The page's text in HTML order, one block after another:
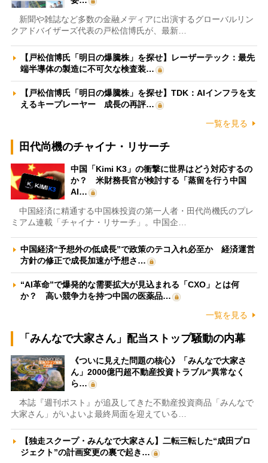
新聞や雑誌など多数の金融メディアに出演するグローバルリン
クアドバイザーズ代表の戸松信博氏が、最新…
【戸松信博氏「明日の爆騰株」を探せ】レーザーテック：最先
端半導体の製造に不可欠な検査装…
【戸松信博氏「明日の爆騰株」を探せ】TDK：AIインフラを支
えるキープレーヤー 成長の再評…
一覧を見る
田代尚機のチャイナ・リサーチ
中国「Kimi K3」の衝撃に世界はどう対応するの
か？ 米財務長官が検討する「蒸留を行う中国
AI…
中国経済に精通する中国株投資の第一人者・田代尚機氏のプレ
ミアム連載「チャイナ・リサーチ」。中国企…
中国経済“予想外の低成長”で政策のテコ入れ必至か 経済運営
方針の修正で成長加速が予想さ…
“AI革命”で爆発的な需要拡大が見込まれる「CXO」とは何
か？ 高い競争力を持つ中国の医薬品…
一覧を見る
「みんなで大家さん」配当ストップ騒動の内幕
《ついに見えた問題の核心》「みんなで大家さ
ん」2000億円超不動産投資トラブル“異常なく
ら…
本誌『週刊ポスト』が追及してきた不動産投資商品「みんなで
大家さん」がいよいよ最終局面を迎えている…
【独走スクープ・みんなで大家さん】二転三転した“成田プロ
ジェクト”の計画変更の裏で起き…